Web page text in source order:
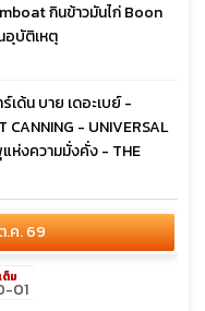
กินข้าวมันไก่ Boon
อุบัติเหตุ
เด้น บาย เดอะเบย์ -
- UNIVERSAL
ห่งความมั่งคั่ง - THE
.ค. 69
เต็ม
01